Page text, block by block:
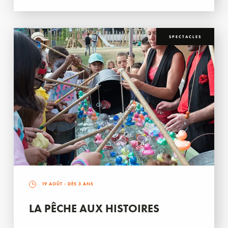
SPECTACLES
19 AOÛT - DÈS 3 ANS
LA PÊCHE AUX HISTOIRES